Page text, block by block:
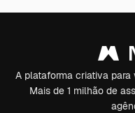
A plataforma criativa
Mais de 1 milhão de